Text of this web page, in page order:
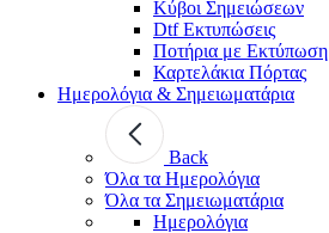
Κύβοι Σημειώσεων
Dtf Εκτυπώσεις
Ποτήρια με Εκτύπωση
Καρτελάκια Πόρτας
Ημερολόγια & Σημειωματάρια
Back
Όλα τα Ημερολόγια
Όλα τα Σημειωματάρια
Ημερολόγια